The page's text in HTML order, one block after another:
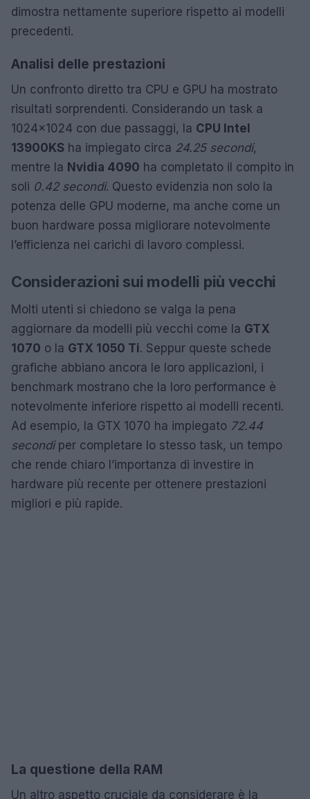
dimostra nettamente superiore rispetto ai modelli
precedenti.
Analisi delle prestazioni
Un confronto diretto tra CPU e GPU ha mostrato
risultati sorprendenti. Considerando un task a
1024×1024 con due passaggi, la CPU Intel
13900KS ha impiegato circa 24.25 secondi,
mentre la Nvidia 4090 ha completato il compito in
soli 0.42 secondi. Questo evidenzia non solo la
potenza delle GPU moderne, ma anche come un
buon hardware possa migliorare notevolmente
l’efficienza nei carichi di lavoro complessi.
Considerazioni sui modelli più vecchi
Molti utenti si chiedono se valga la pena
aggiornare da modelli più vecchi come la GTX
1070 o la GTX 1050 Ti. Seppur queste schede
grafiche abbiano ancora le loro applicazioni, i
benchmark mostrano che la loro performance è
notevolmente inferiore rispetto ai modelli recenti.
Ad esempio, la GTX 1070 ha impiegato 72.44
secondiper completare lo stesso task, un tempo
che rende chiaro l’importanza di investire in
hardware più recente per ottenere prestazioni
migliori e più rapide.
La questione della RAM
Un altro aspetto cruciale da considerare è la